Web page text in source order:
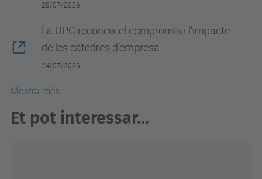
28/07/2026
La UPC reconeix el compromís i l’impacte
de les càtedres d’empresa
24/07/2026
Mostra més
Et pot interessar...